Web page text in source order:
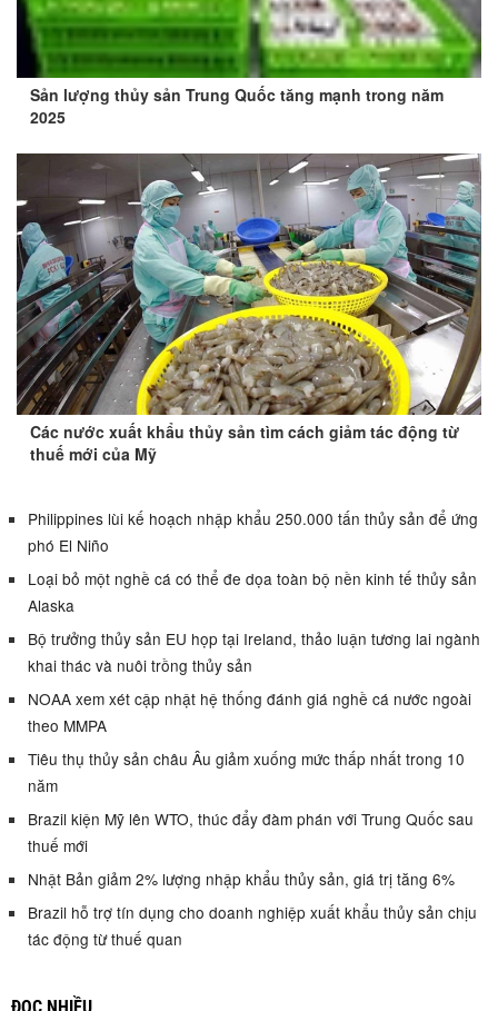
Sản lượng thủy sản Trung Quốc tăng mạnh trong năm
2025
Các nước xuất khẩu thủy sản tìm cách giảm tác động từ
thuế mới của Mỹ
Philippines lùi kế hoạch nhập khẩu 250.000 tấn thủy sản để ứng
phó El Niño
Loại bỏ một nghề cá có thể đe dọa toàn bộ nền kinh tế thủy sản
Alaska
Bộ trưởng thủy sản EU họp tại Ireland, thảo luận tương lai ngành
khai thác và nuôi trồng thủy sản
NOAA xem xét cập nhật hệ thống đánh giá nghề cá nước ngoài
theo MMPA
Tiêu thụ thủy sản châu Âu giảm xuống mức thấp nhất trong 10
năm
Brazil kiện Mỹ lên WTO, thúc đẩy đàm phán với Trung Quốc sau
thuế mới
Nhật Bản giảm 2% lượng nhập khẩu thủy sản, giá trị tăng 6%
Brazil hỗ trợ tín dụng cho doanh nghiệp xuất khẩu thủy sản chịu
tác động từ thuế quan